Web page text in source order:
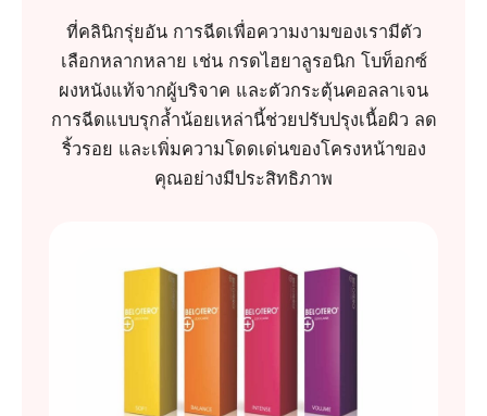
ที่คลินิกรุ่ยอัน การฉีดเพื่อความงามของเรามีตัว
เลือกหลากหลาย เช่น กรดไฮยาลูรอนิก โบท็อกซ์
ผงหนังแท้จากผู้บริจาค และตัวกระตุ้นคอลลาเจน
การฉีดแบบรุกล้ำน้อยเหล่านี้ช่วยปรับปรุงเนื้อผิว ลด
ริ้วรอย และเพิ่มความโดดเด่นของโครงหน้าของ
คุณอย่างมีประสิทธิภาพ